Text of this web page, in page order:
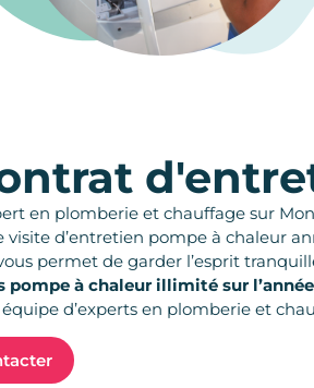
en plomberie et chauffage sur
visite d’entretien pompe à chaleur
permet de garder l’esprit
pompe à chaleur illimité sur
d’experts en plomberie et